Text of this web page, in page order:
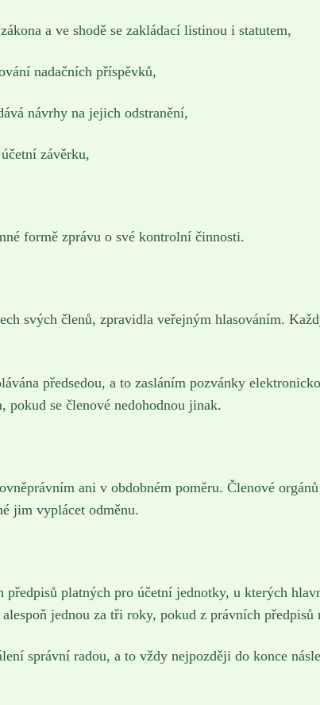
a ve shodě se zakládací listinou i statutem,
nadačních příspěvků,
návrhy na jejich odstranění,
závěrku,
formě zprávu o své kontrolní činnosti.
svých členů, zpravidla veřejným hlasováním.
předsedou, a to zasláním pozvánky
pokud se členové nedohodnou jinak.
ani v obdobném poměru. Členové
jim vyplácet odměnu.
platných pro účetní jednotky, u kterých
jednou za tři roky, pokud z právních
správní radou, a to vždy nejpozději do konce